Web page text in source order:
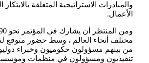
والمبادرات الاستراتيجية المتعلقة
الأعمال.
من بينهم مسؤولون حكوميون وخبراء
تنفيذيون ومسؤولون في منظمات